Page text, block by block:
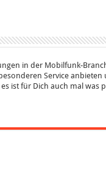
in der Mobilfunk-
Service
ist für Dich auch mal was